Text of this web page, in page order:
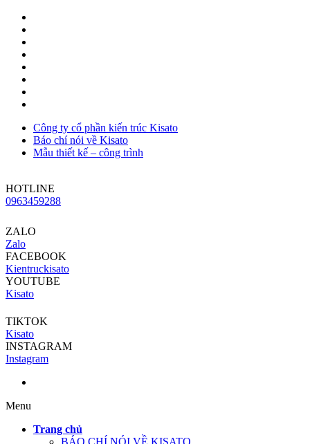
Công ty cổ phần kiến trúc Kisato
Báo chí nói về Kisato
Mẫu thiết kế – công trình
HOTLINE
0963459288
ZALO
Zalo
FACEBOOK
Kientruckisato
YOUTUBE
Kisato
TIKTOK
Kisato
INSTAGRAM
Instagram
Menu
Trang chủ
BÁO CHÍ NÓI VỀ KISATO